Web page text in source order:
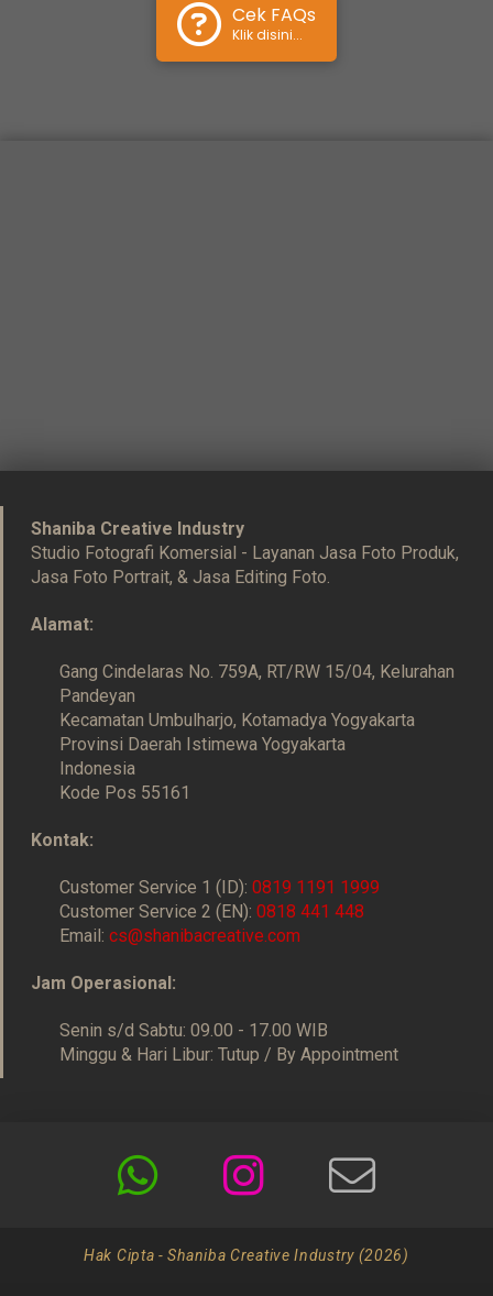
Cek FAQs
Klik disini...
Shaniba Creative Industry
Studio Fotografi Komersial - Layanan Jasa Foto Produk,
Jasa Foto Portrait, & Jasa Editing Foto.
Alamat:
Gang Cindelaras No. 759A, RT/RW 15/04, Kelurahan
Pandeyan
Kecamatan Umbulharjo, Kotamadya Yogyakarta
Provinsi Daerah Istimewa Yogyakarta
Indonesia
Kode Pos 55161
Kontak:
Customer Service 1 (ID):0819 1191 1999
Customer Service 2 (EN):0818 441 448
Email:cs@shanibacreative.com
Jam Operasional:
Senin s/d Sabtu: 09.00 - 17.00 WIB
Minggu & Hari Libur: Tutup / By Appointment
Hak Cipta - Shaniba Creative Industry (2026)